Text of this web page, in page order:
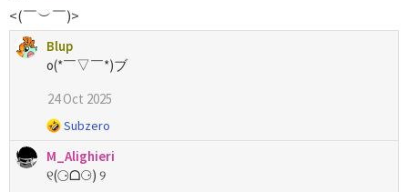
<⁠(⁠￣⁠︶⁠￣⁠)⁠>
Blup
o(*￣▽￣*)ブ
24 Oct 2025
R
a
c
Subzero
M_Alighieri
୧(⚆ᗝ⚆) ୨